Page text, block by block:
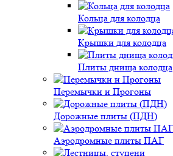
Кольца для колодца
Крышки для колодца
Плиты днища колодца
Перемычки и Прогоны
Дорожные плиты (ПДН)
Аэродромные плиты ПАГ